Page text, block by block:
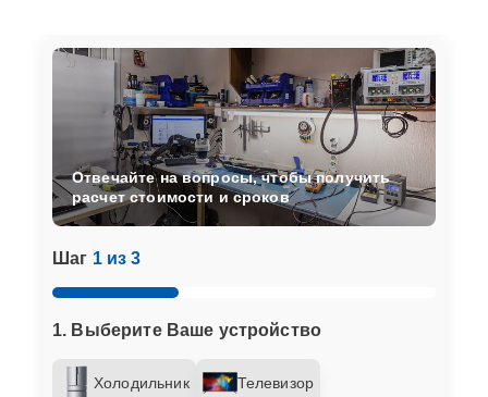
Шаг 1 из 3
1. Выберите Ваше устройство
Холодильник Телевизор
Отвечайте на вопросы, чтобы получить
расчет стоимости и сроков